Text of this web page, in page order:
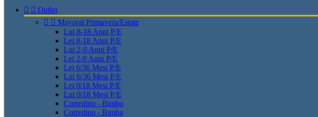
  Outlet
  Mayoral Primavera/Estate
Lui 8-18 Anni P/E
Lei 8-18 Anni P/E
Lui 2-9 Anni P/E
Lei 2-9 Anni P/E
Lei 6/36 Mesi P/E
Lui 6/36 Mesi P/E
Lei 0/18 Mesi P/E
Lui 0/18 Mesi P/E
Corredino - Bimbo
Corredino - Bimba